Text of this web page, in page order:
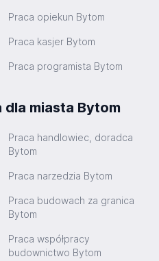
Praca opiekun Bytom
Praca kasjer Bytom
Praca programista Bytom
miasta Bytom
Praca handlowiec, doradca
Bytom
Praca narzedzia Bytom
Praca budowach za granica
Bytom
Praca współpracy
budownictwo Bytom